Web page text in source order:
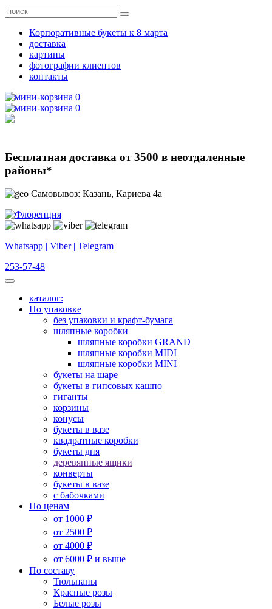
Корпоративные букеты к 8 марта
доставка
картины
фотографии клиентов
контакты
0
0
Бесплатная доставка от 3500 в неотдаленные
районы*
Самовывоз: Казань, Кариева 4а
Whatsapp | Viber | Telegram
253-57-48
каталог:
По упаковке
без упаковки и крафт-бумага
шляпные коробки
шляпные коробки GRAND
шляпные коробки MIDI
шляпные коробки MINI
букеты на шаре
букеты в гипсовых кашпо
гиганты
корзины
конусы
букеты в вазе
квадратные коробки
букеты дня
деревянные ящики
конверты
букеты в вазе
с бабочками
По ценам
от 1000 ₽
от 2500 ₽
от 4000 ₽
от 6000 ₽ и выше
По составу
Тюльпаны
Красные розы
Белые розы